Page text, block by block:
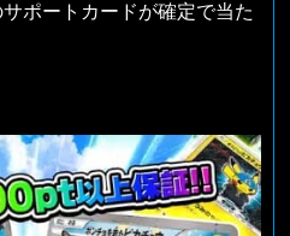
ポートカードが確定で当た